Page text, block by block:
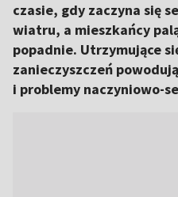
czasie, gdy zaczyna się
wiatru, a mieszkańcy
popadnie. Utrzymujące
zanieczyszczeń
i problemy naczyniowo-